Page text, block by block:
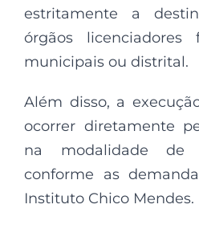
estritamente a
órgãos licenciadores
municipais ou distrital.
Além disso, a
ocorrer diretamente
na modalidade de
conforme as
Instituto Chico Mendes.